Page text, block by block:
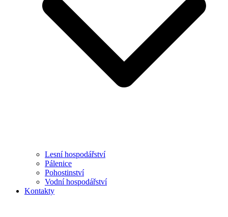
Lesní hospodářství
Pálenice
Pohostinství
Vodní hospodářství
Kontakty